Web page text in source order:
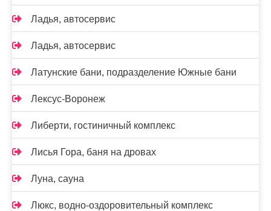
Ладья, автосервис
Ладья, автосервис
Латунские бани, подразделение Южные бани
Лексус-Воронеж
Либерти, гостиничный комплекс
Лисья Гора, баня на дровах
Луна, сауна
Люкс, водно-оздоровительный комплекс